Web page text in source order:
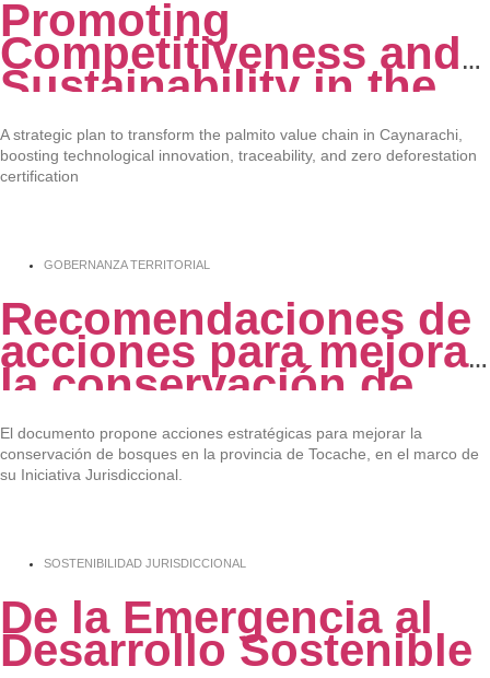
Promoting
Competitiveness and
Sustainability in the
Caynarachi Heart of
Palm Value Chain
A strategic plan to transform the palmito value chain in Caynarachi,
boosting technological innovation, traceability, and zero deforestation
certification
GOBERNANZA TERRITORIAL
Recomendaciones de
acciones para mejorar
la conservación de
bosques de la
provincia de Tocache,
San Martín
El documento propone acciones estratégicas para mejorar la
conservación de bosques en la provincia de Tocache, en el marco de
su Iniciativa Jurisdiccional.
SOSTENIBILIDAD JURISDICCIONAL
De la Emergencia al
Desarrollo Sostenible